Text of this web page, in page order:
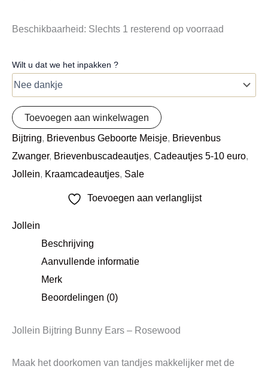
Beschikbaarheid: Slechts 1 resterend op voorraad
Wilt u dat we het inpakken ?
Toevoegen aan winkelwagen
Bijtring Brievenbus Geboorte Meisje Brievenbus
Zwanger, Brievenbuscadeautjes Cadeautjes 5-10 euro
Jollein Kraamcadeautjes Sale
Toevoegen aan verlanglijst
Jollein
Beschrijving
Aanvullende informatie
Merk
Beoordelingen (0)
Jollein Bijtring Bunny Ears – Rosewood
Maak het doorkomen van tandjes makkelijker met de